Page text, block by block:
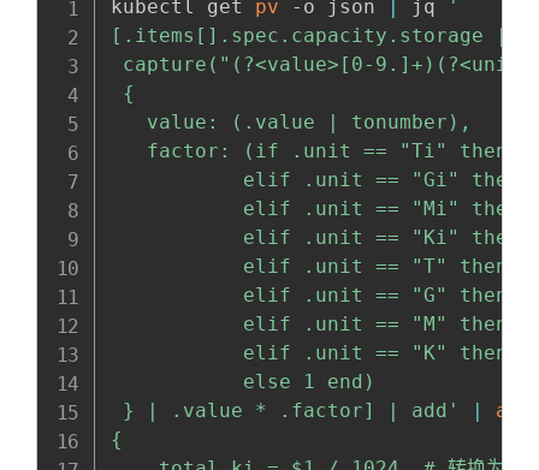
kubectl get pv -o json jq
'
[.items[].spec.capacity.storage |
capture("(?<value>[0-
{
   value: (.value | tonumber),
factor: (if .unit == "Ti" then
elif .unit == "Gi" then
elif .unit == "Mi" then
elif .unit == "Ki" then
elif .unit == "T" then
elif .unit == "G" then
elif .unit == "M" then
elif .unit == "K" then
           else 1 end)
} | .value * .factor] | add'
|
awk
{